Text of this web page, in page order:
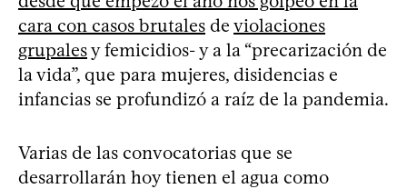
cara con casos brutales de violaciones
grupalesy femicidios- y a la “precarización de
la vida”, que para mujeres, disidencias e
infancias se profundizó a raíz de la pandemia.
Varias de las convocatorias que se
desarrollarán hoy tienen el agua como